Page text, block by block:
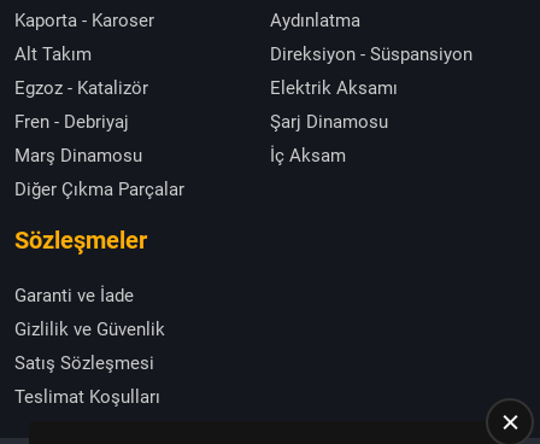
Kaporta - Karoser
Aydınlatma
Alt Takım
Direksiyon - Süspansiyon
Egzoz - Katalizör
Elektrik Aksamı
Fren - Debriyaj
Şarj Dinamosu
Marş Dinamosu
İç Aksam
Diğer Çıkma Parçalar
Sözleşmeler
Garanti ve İade
Gizlilik ve Güvenlik
Satış Sözleşmesi
Teslimat Koşulları